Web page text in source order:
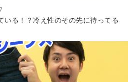
る！？冷え性のその先に待ってる